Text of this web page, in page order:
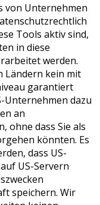
von Unternehmen
Tools aktiv sind,
in diese
werden.
Ländern kein mit
garantiert
Unternehmen dazu
an
ohne dass Sie als
könnten. Es
dass US-
US-Servern
speichern. Wir